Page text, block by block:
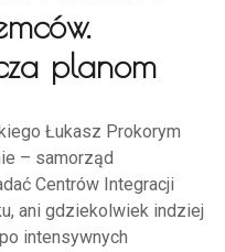
planom
Łukasz Prokorym
– samorząd
Centrów Integracji
ani gdziekolwiek indziej
intensywnych